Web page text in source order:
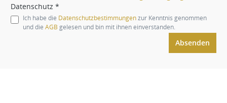
Datenschutz *
Ich habe die Datenschutzbestimmungenzur Kenntnis genommen
und die AGB gelesen und bin mit ihnen einverstanden.
Absenden